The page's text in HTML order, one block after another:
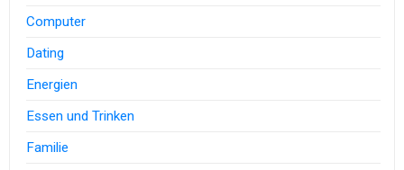
Computer
Dating
Energien
Essen und Trinken
Familie